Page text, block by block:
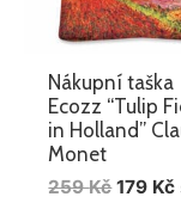
Nákupní taška
Ecozz “Tulip
in Holland”
Monet
259Kč 179 Kč